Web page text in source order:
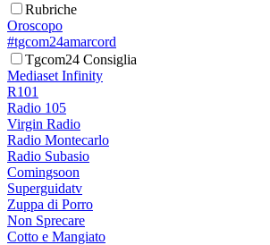
Rubriche
Oroscopo
#tgcom24amarcord
Tgcom24 Consiglia
Mediaset Infinity
R101
Radio 105
Virgin Radio
Radio Montecarlo
Radio Subasio
Comingsoon
Superguidatv
Zuppa di Porro
Non Sprecare
Cotto e Mangiato